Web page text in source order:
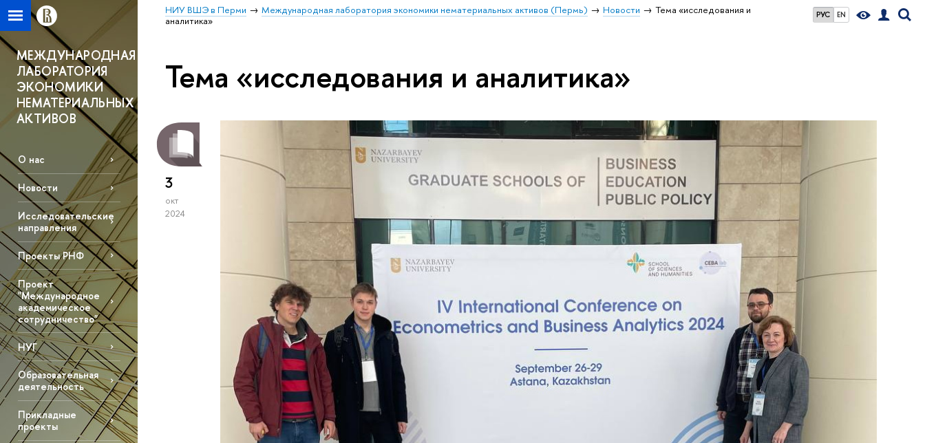
РУС EN
НИУ ВШЭ в Перми Международная лаборатория экономики нематериальных активов (Пермь) Новости
Тема «исследования и
аналитика»
МЕЖДУНАРОДНАЯ
ЛАБОРАТОРИЯ
ЭКОНОМИКИ
НЕМАТЕРИАЛЬНЫХ
АКТИВОВ
О нас
Новости
Исследовательские
направления
Проекты РНФ
Проект
"Международное
академическое
сотрудничество"
НУГ
Образовательная
деятельность
Прикладные
проекты
Тема «исследования и аналитика»
3
окт
2024